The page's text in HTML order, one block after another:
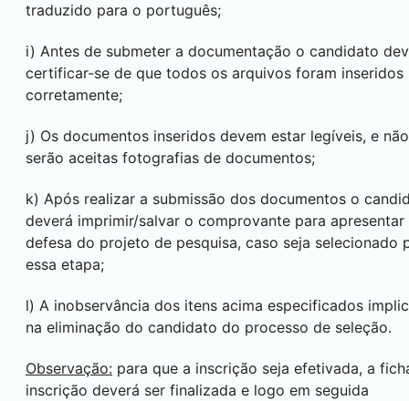
traduzido para o português;
i) Antes de submeter a documentação o candidato
certificar-se de que todos os arquivos foram inseridos
corretamente;
j) Os documentos inseridos devem estar legíveis, e não
serão aceitas fotografias de documentos;
k) Após realizar a submissão dos documentos o
deverá imprimir/salvar o comprovante para apresentar
defesa do projeto de pesquisa, caso seja selecionado
essa etapa;
l) A inobservância dos itens acima especificados
na eliminação do candidato do processo de seleção.
Observação: para que a inscrição seja efetivada, a
inscrição deverá ser finalizada e logo em seguida